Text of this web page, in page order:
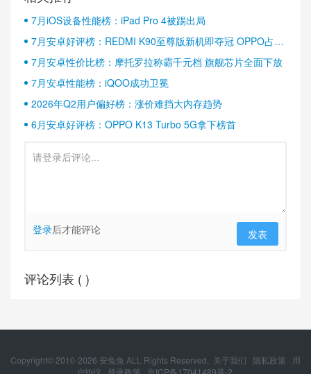
7月iOS设备性能榜：iPad Pro 4被踢出局
7月安卓好评榜：REDMI K90至尊版新机即夺冠 OPPO占据
半壁江山
7月安卓性价比榜：摩托罗拉称霸千元档 旗舰芯片全面下放
7月安卓性能榜：iQOO成功卫冕
2026年Q2用户偏好榜：涨价难挡大内存趋势
6月安卓好评榜：OPPO K13 Turbo 5G拿下榜首
登录后才能评论 发表
评论列表 ( )
Copyright© 2010-2026 安兔兔 ALL Rights Reserved. 关于我们 隐私政策
用
户协议
登录政策 京ICP备17041489号-2